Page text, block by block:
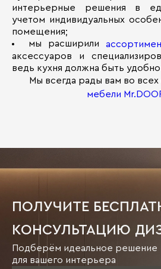
интерьерные решения в
учетом индивидуальных
помещения;
мы расширили
аксессуаров и
ведь кухня должна быть
Мы всегда рады вам во всех
мебели
ПОЛУЧИТЕ
КОНСУЛЬТАЦИЮ
Подберём идеальное решение
для вашего интерьера